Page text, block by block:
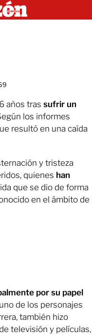
años tras sufrir un
los informes
resultó en una caída
y tristeza
quienes han
que se dio de forma
en el ámbito de
por su papel
de los personajes
también hizo
televisión y películas,